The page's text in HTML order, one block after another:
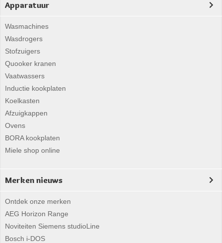
Apparatuur
Wasmachines
Wasdrogers
Stofzuigers
Quooker kranen
Vaatwassers
Inductie kookplaten
Koelkasten
Afzuigkappen
Ovens
BORA kookplaten
Miele shop online
Merken nieuws
Ontdek onze merken
AEG Horizon Range
Noviteiten Siemens studioLine
Bosch i-DOS